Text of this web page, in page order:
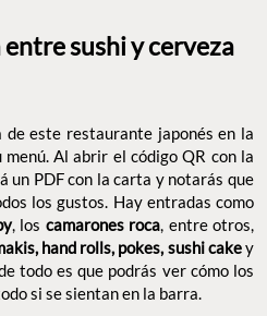
sushi y cerveza
de este restaurante japonés en la
Al abrir el código QR con la
un PDF con la carta y notarás que
los gustos. Hay entradas como
, los camarones roca, entre otros,
hand rolls, pokes, sushi cakey
todo es que podrás ver cómo los
si se sientan en la barra.